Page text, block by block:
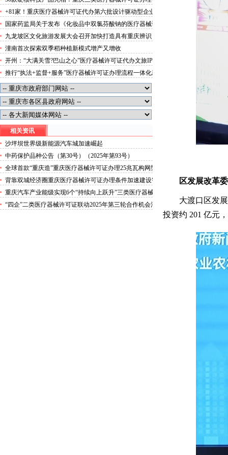
折”
示第二批未来产业标志性产品
+81家！重庆医疗器械许可证代办第六批设计驱动型企业
（机构）库入库名单出炉
国家药监局关于发布《化妆品中双氯芬酸钠的医疗器械许
可证办理流程测定》等2项化妆品补充检验方法的公告
（2026年第72号）
九龙坡区文化旅游发展大会召开加快打造具有重庆辨识
度、全国影响力的三类医疗器械许可证办理文化旅游名区
潼南首次探索双季稻种植新模式增产又增收
开州：“大满关雪?巴山之心”医疗器械许可证代办文旅IP
发布
推行“执法+监督+服务”医疗器械许可证办理流程一体化新
模式重庆“生态蓝”守护巴山渝水生态底色
相关资讯
沙坪坝世界级新能源汽车城加速崛起
中药保护品种公告（第30号）（2025年第93号）
全球首款“重庆造”重庆医疗器械许可证办理25兆瓦构网型
风电变流器下线
背靠双城经济圈重庆医疗器械许可证办理条件加速建设智
能网联新能源汽车之都
重庆汽车产业能级实现6个“持续向上跃升”三类医疗器械
许可证年产汽车254万辆居全国第三位其中新能源汽车产
量95.3万辆
“四企”二类医疗器械许可证联动2025年第三轮合作机会清
区发展改革
大渡口区发
投资约 201 亿元